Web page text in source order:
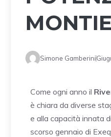
Simone Gamberini
Come ogni anno il
è chiara da diverse
e alla capacità innata
scorso gennaio di